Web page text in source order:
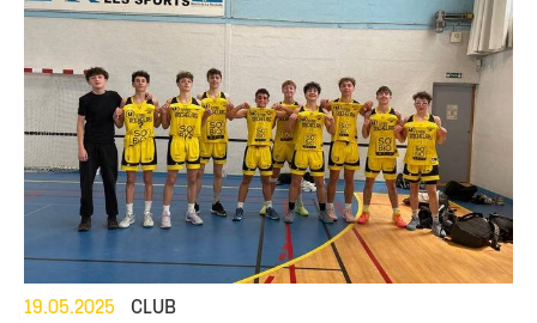
19.05.2025 CLUB